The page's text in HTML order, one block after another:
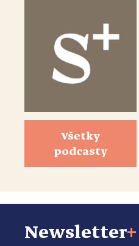
Všetky
podcasty
Newsletter+